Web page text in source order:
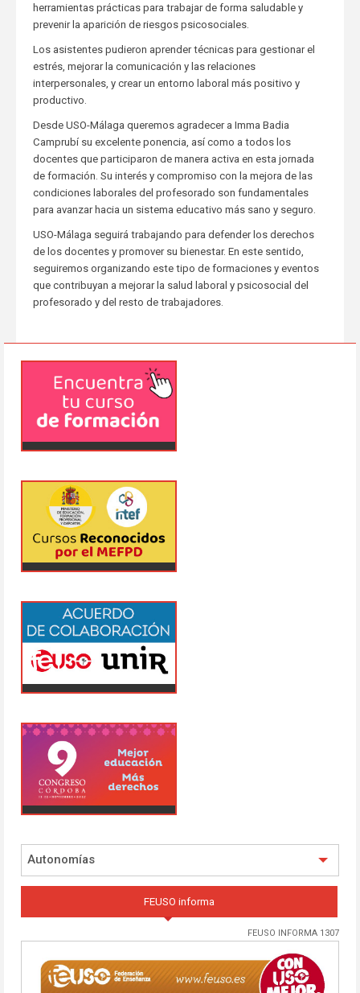
herramientas prácticas para trabajar de forma saludable y
prevenir la aparición de riesgos psicosociales.
Los asistentes pudieron aprender técnicas para gestionar el
estrés, mejorar la comunicación y las relaciones
interpersonales, y crear un entorno laboral más positivo y
productivo.
Desde USO-Málaga queremos agradecer a Imma Badia
Camprubí su excelente ponencia, así como a todos los
docentes que participaron de manera activa en esta jornada
de formación. Su interés y compromiso con la mejora de las
condiciones laborales del profesorado son fundamentales
para avanzar hacia un sistema educativo más sano y seguro.
USO-Málaga seguirá trabajando para defender los derechos
de los docentes y promover su bienestar. En este sentido,
seguiremos organizando este tipo de formaciones y eventos
que contribuyan a mejorar la salud laboral y psicosocial del
profesorado y del resto de trabajadores.
Autonomías
FEUSO informa
FEUSO INFORMA 1307